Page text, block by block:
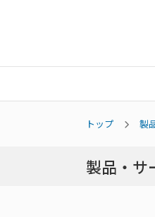
トップ 製
製品・サ